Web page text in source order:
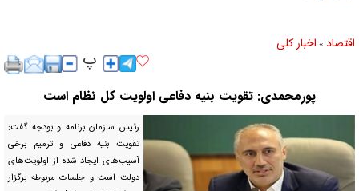
اقتصاد » اخبار کلی
پورمحمدی: تقویت بنیه دفاعی اولویت کل نظام است
رئیس سازمان برنامه و بودجه گفت:
تقویت بنیه دفاعی و ترمیم برخی
آسیب‌های ایجاد شده از اولویت‌های
دولت است و جلسات مربوطه برگزار